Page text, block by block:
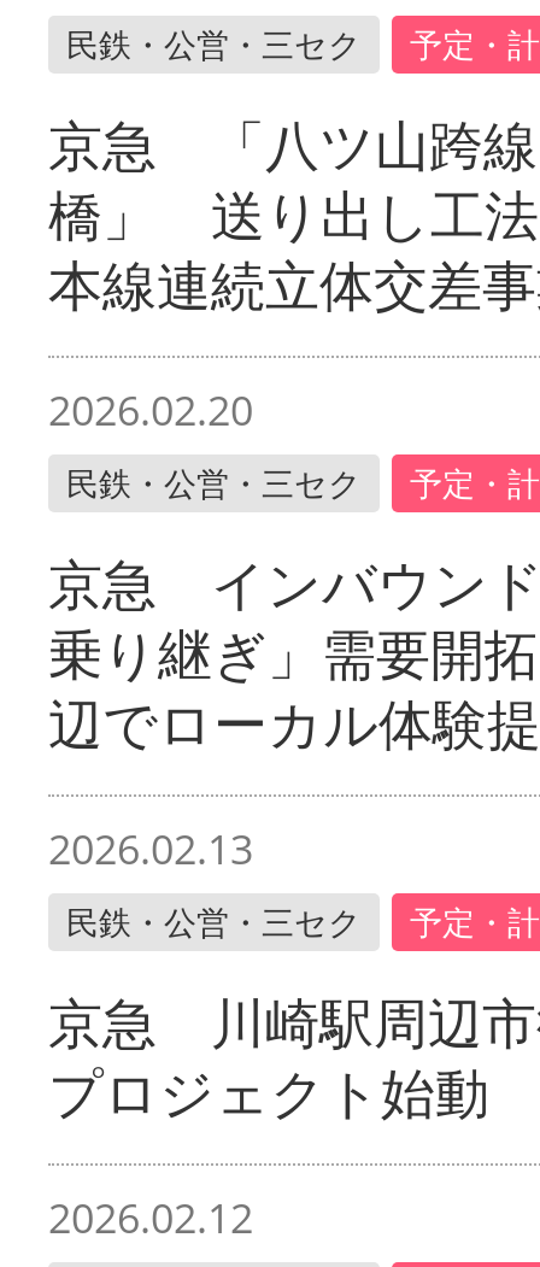
民鉄・公営・三セク 予定・
京急 「八ツ山跨
橋」 送り出し工
本線連続立体交差
2026.02.20
民鉄・公営・三セク 予定・
京急 インバウン
乗り継ぎ」需要開
辺でローカル体験
2026.02.13
民鉄・公営・三セク 予定・
京急 川崎駅周辺
プロジェクト始動
2026.02.12